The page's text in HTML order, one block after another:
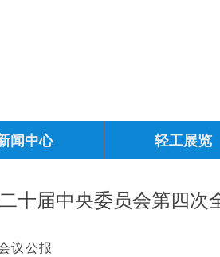
闻中心 轻工展览
十届中央委员会第四次
议公报